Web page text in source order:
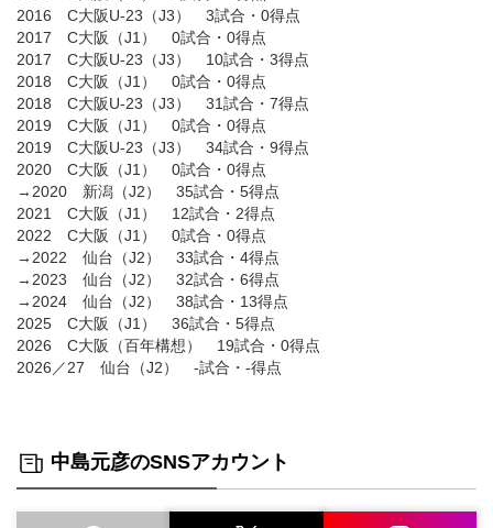
2016 C大阪U-23（J3） 3試合・0得点
2017 C大阪（J1） 0試合・0得点
2017 C大阪U-23（J3） 10試合・3得点
2018 C大阪（J1） 0試合・0得点
2018 C大阪U-23（J3） 31試合・7得点
2019 C大阪（J1） 0試合・0得点
2019 C大阪U-23（J3） 34試合・9得点
2020 C大阪（J1） 0試合・0得点
→2020 新潟（J2） 35試合・5得点
2021 C大阪（J1） 12試合・2得点
2022 C大阪（J1） 0試合・0得点
→2022 仙台（J2） 33試合・4得点
→2023 仙台（J2） 32試合・6得点
→2024 仙台（J2） 38試合・13得点
2025 C大阪（J1） 36試合・5得点
2026 C大阪（百年構想） 19試合・0得点
2026／27 仙台（J2） -試合・-得点
中島元彦のSNSアカウント